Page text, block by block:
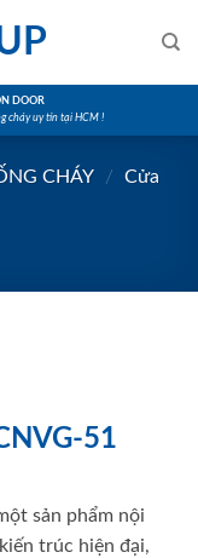
DOOR
cháy uy tín tại HCM !
CHÁY /
Cửa
51
sản phẩm nội
trúc hiện đại,